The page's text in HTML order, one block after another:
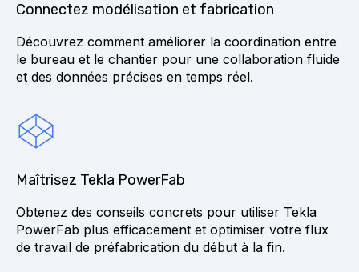
Connectez modélisation et fabrication
Découvrez comment améliorer la coordination entre
le bureau et le chantier pour une collaboration fluide
et des données précises en temps réel.
Maîtrisez Tekla PowerFab
Obtenez des conseils concrets pour utiliser Tekla
PowerFab plus efficacement et optimiser votre flux
de travail de préfabrication du début à la fin.